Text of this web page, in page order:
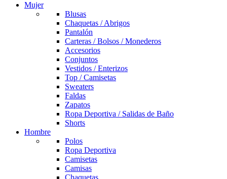
Mujer
Blusas
Chaquetas / Abrigos
Pantalón
Carteras / Bolsos / Monederos
Accesorios
Conjuntos
Vestidos / Enterizos
Top / Camisetas
Sweaters
Faldas
Zapatos
Ropa Deportiva / Salidas de Baño
Shorts
Hombre
Polos
Ropa Deportiva
Camisetas
Camisas